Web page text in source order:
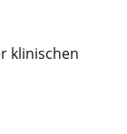
klinischen